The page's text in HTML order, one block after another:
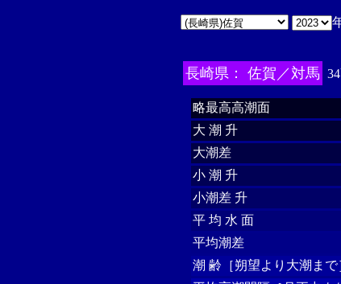
長崎県： 佐賀／対馬
略最高高潮面
大 潮 升
大潮差
小 潮 升
小潮差 升
平 均 水 面
平均潮差
潮 齢［朔望より大潮まで